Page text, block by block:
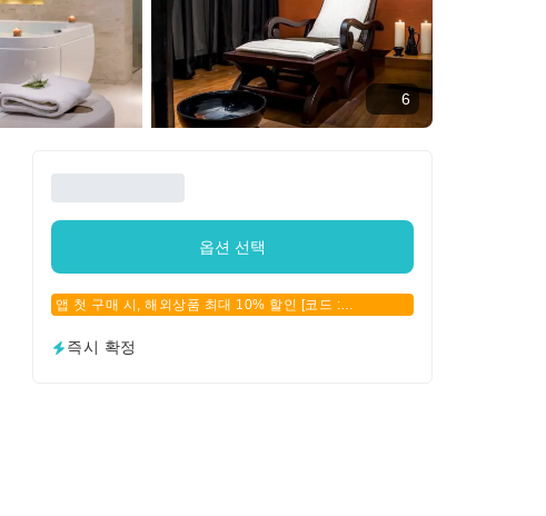
6
옵션 선택
앱 첫 구매 시, 해외상품 최대 10% 할인 [코드 :
즉시 확정